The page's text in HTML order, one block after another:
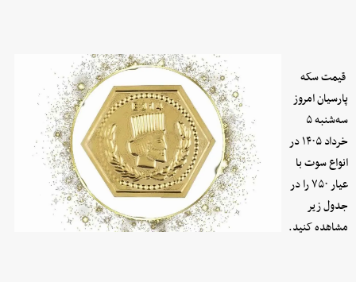
قیمت سکه
پارسیان امروز
سه‌شنبه ۵
خرداد ۱۴۰۵ در
انواع سوت با
عیار ۷۵۰ را در
جدول زیر
مشاهده کنید.